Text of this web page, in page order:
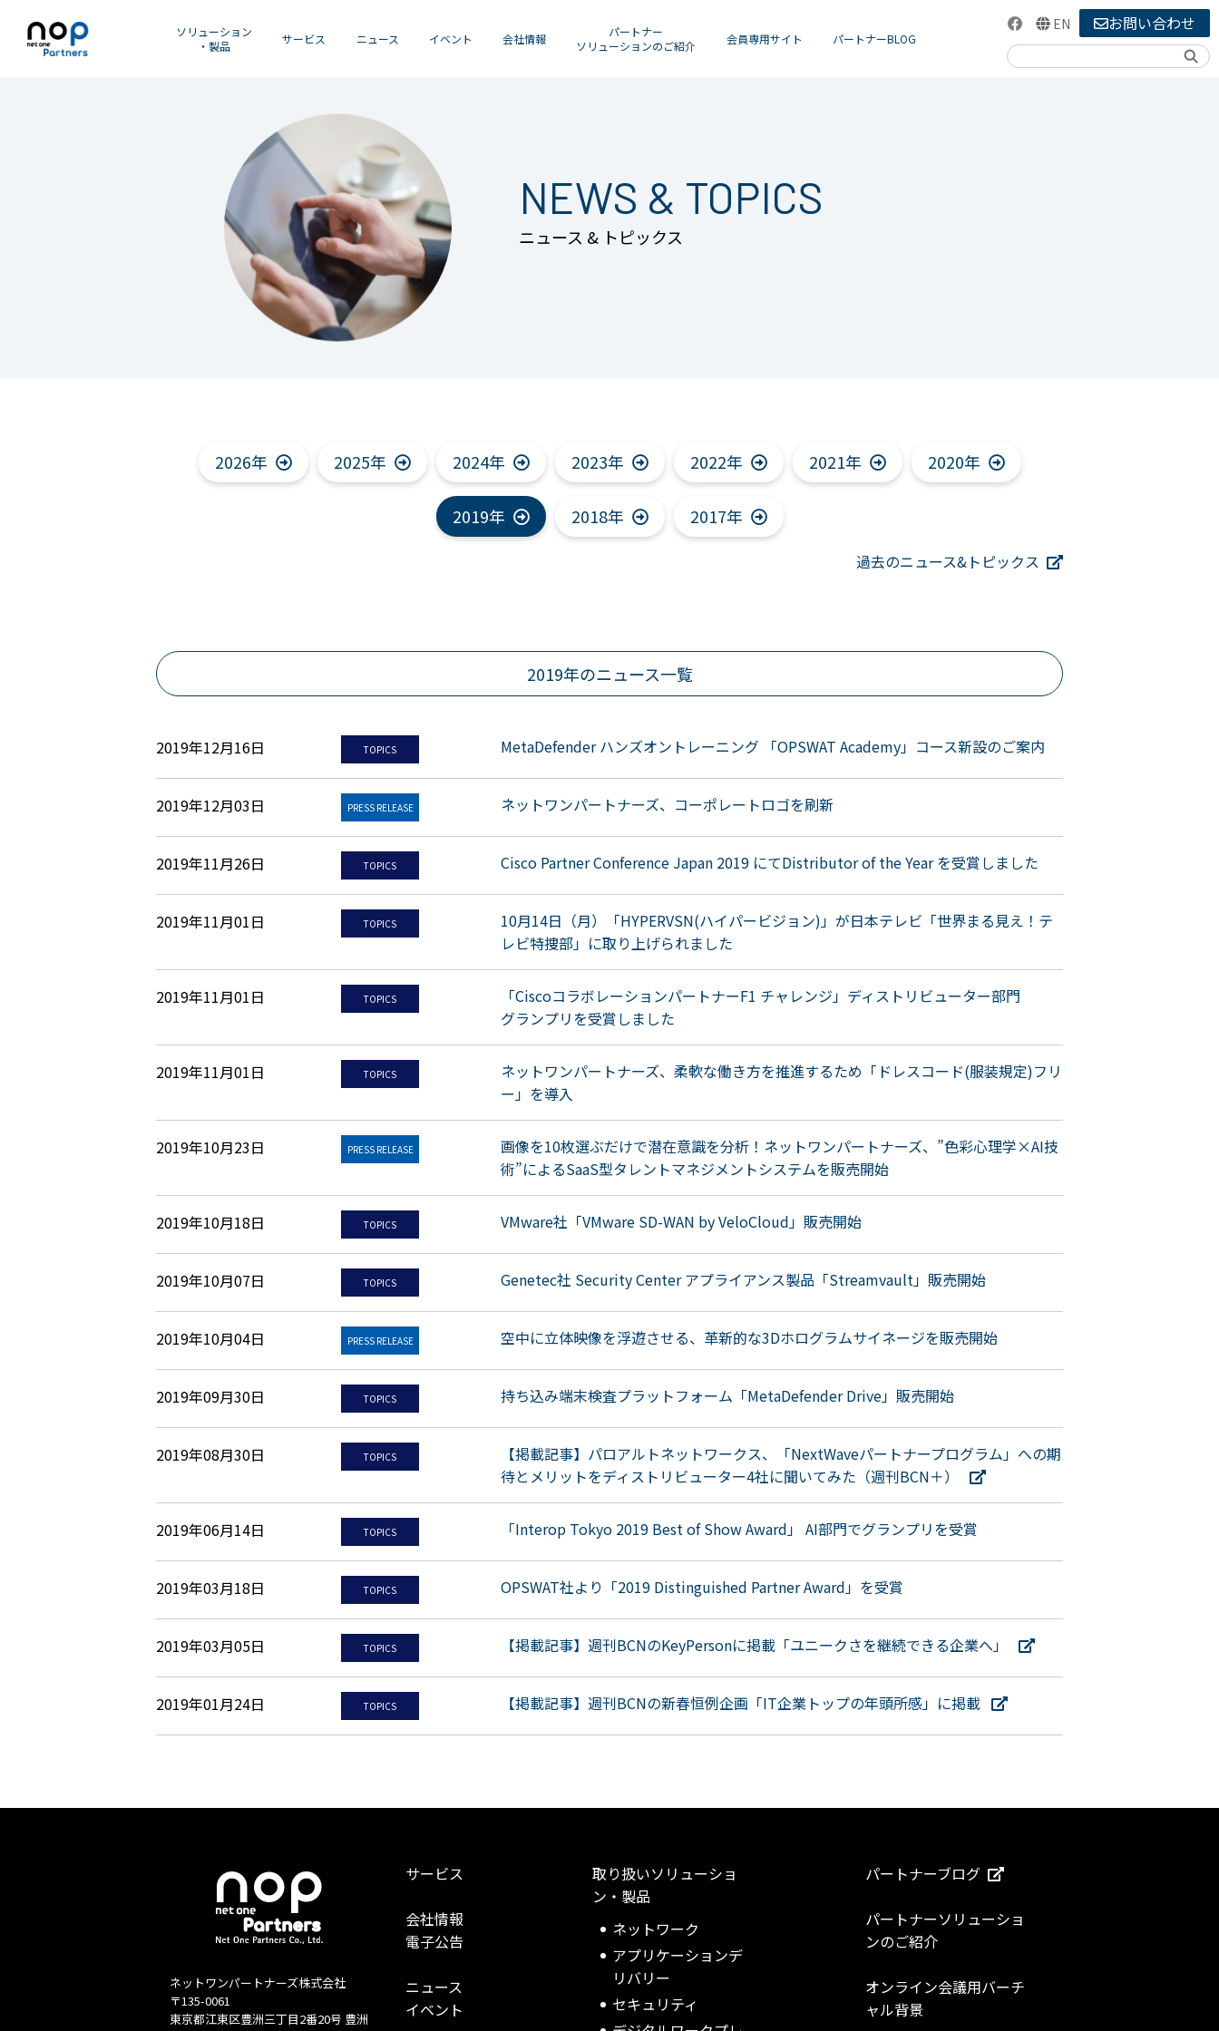
ソリューション
・製品
サービス ニュース イベント 会社情報
パートナー
ソリューションのご紹介
会員専用サイト パートナーBLOG
EN お問い合わせ
検索
NEWS & TOPICS
ニュース & トピックス
2026年 2025年 2024年 2023年 2022年 2021年 2020年
2019年 2018年 2017年
過去のニュース&トピックス
2019年のニュース一覧
2019年12月16日 TOPICS MetaDefender ハンズオントレーニング 「OPSWAT Academy」コース新設のご案内
2019年12月03日 PRESS RELEASE ネットワンパートナーズ、コーポレートロゴを刷新
2019年11月26日 TOPICS Cisco Partner Conference Japan 2019 にてDistributor of the Year を受賞しました
2019年11月01日 TOPICS
10月14日（月）「HYPERVSN(ハイパービジョン)」が日本テレビ「世界まる見え！テ
レビ特捜部」に取り上げられました
2019年11月01日 TOPICS
「CiscoコラボレーションパートナーF1 チャレンジ」ディストリビューター部門
グランプリを受賞しました
2019年11月01日 TOPICS
ネットワンパートナーズ、柔軟な働き方を推進するため「ドレスコード(服装規定)フリ
ー」を導入
2019年10月23日 PRESS RELEASE
画像を10枚選ぶだけで潜在意識を分析！ネットワンパートナーズ、”色彩心理学×AI技
術”によるSaaS型タレントマネジメントシステムを販売開始
2019年10月18日 TOPICS VMware社「VMware SD-WAN by VeloCloud」販売開始
2019年10月07日 TOPICS Genetec社 Security Center アプライアンス製品「Streamvault」販売開始
2019年10月04日 PRESS RELEASE 空中に立体映像を浮遊させる、革新的な3Dホログラムサイネージを販売開始
2019年09月30日 TOPICS 持ち込み端末検査プラットフォーム「MetaDefender Drive」販売開始
2019年08月30日 TOPICS
【掲載記事】パロアルトネットワークス、「NextWaveパートナープログラム」への期
待とメリットをディストリビューター4社に聞いてみた（週刊BCN＋）
2019年06月14日 TOPICS 「Interop Tokyo 2019 Best of Show Award」 AI部門でグランプリを受賞
2019年03月18日 TOPICS OPSWAT社より「2019 Distinguished Partner Award」を受賞
2019年03月05日 TOPICS 【掲載記事】週刊BCNのKeyPersonに掲載「ユニークさを継続できる企業へ」
2019年01月24日 TOPICS 【掲載記事】週刊BCNの新春恒例企画「IT企業トップの年頭所感」に掲載
ネットワンパートナーズ株式会社
〒135-0061
東京都江東区豊洲三丁目2番20号 豊洲
サービス
会社情報
電子公告
ニュース
イベント
取り扱いソリューショ
ン・製品
ネットワーク
アプリケーションデ
リバリー
セキュリティ
パートナーブログ
パートナーソリューショ
ンのご紹介
オンライン会議用バーチ
ャル背景